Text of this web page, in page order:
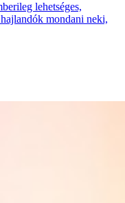
lehetséges,
mondani neki,